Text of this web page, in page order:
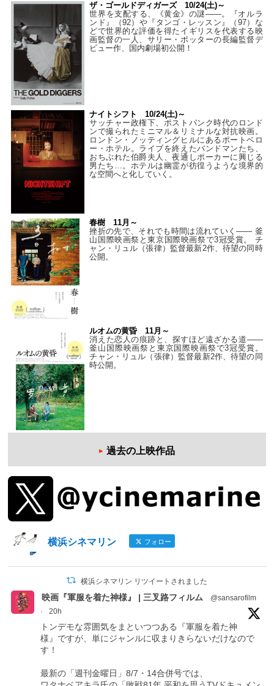
ザ・ゴールドディガーズ 10/24(土)～
世界を支配する、《黄金》の謎――。『オルラ
ンド』（92）や『タンゴ・レッスン』（97）な
どで世界的な評価を得たイギリスを代表する映
画監督の一人、サリー・ポッターの長編監督デ
ビュー作、国内劇場初公開！
ナイトシフト 10/24(土)～
サッチャー政権下、ポストパンク時代のロンド
ンで撮られたミニマル＆リミナルな対抗映画。
ロンドン・ノッティングヒルにあるポートベロ
ー・ホテル。ライブを終えたバンドマンたち、
おちぶれた伯爵夫人、夜通しポーカーに興じる
男たち…。ホテルは幽霊が彷徨うような境界的
な空間へと化していく。
春樹 11月～
挫折の先で、それでも時間は流れていく—— 釜
山国際映画祭と東京国際映画祭で3冠受賞。 チ
ャン・リュル（張律）監督最新2作、待望の同時
公開。
ルオムの黄昏 11月～
消えた恋人の痕跡と、探すほど遠ざかる道——
釜山国際映画祭と東京国際映画祭で3冠受賞。
チャン・リュル（張律）監督最新2作、待望の同
時公開。
過去の上映作品
横浜シネマリン フォロー
横浜シネマリン リツイートされました
映画『軍服を着た神様』 | 三叉路フィルム
@sansarofilm
·
20h
トンデモな雰囲気をまといつつある『軍服を着た神
様』ですが、単にジャンルに収まりきらないだけなので
す！
最新の「週刊金曜日」8/7・14合併号では、